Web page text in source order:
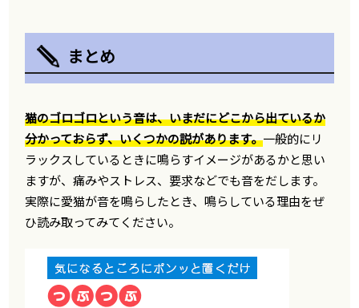
まとめ
猫のゴロゴロという音は、いまだにどこから出ているか
分かっておらず、いくつかの説があります。一般的にリ
ラックスしているときに鳴らすイメージがあるかと思い
ますが、痛みやストレス、要求などでも音をだします。
実際に愛猫が音を鳴らしたとき、鳴らしている理由をぜ
ひ読み取ってみてください。